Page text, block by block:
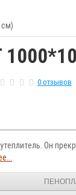
0 отзывов
Он